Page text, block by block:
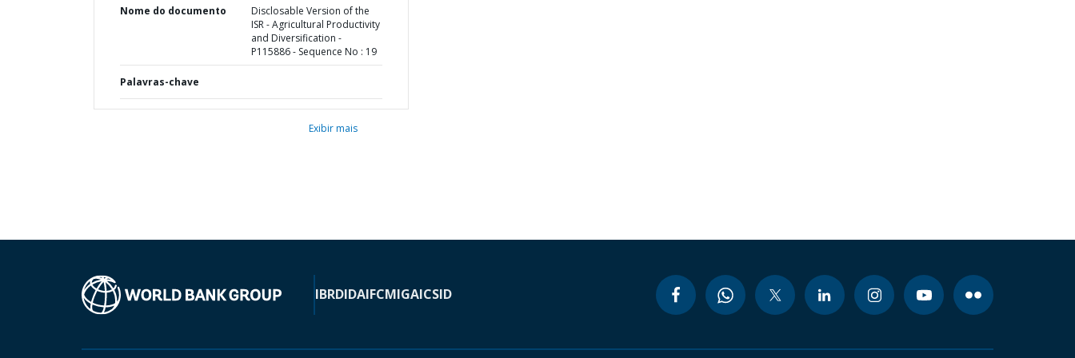
Nome do documento
Disclosable Version of the
ISR - Agricultural Productivity
and Diversification -
P115886 - Sequence No : 19
Palavras-chave
Exibir mais
IBRDIDAIFCMIGAICSID